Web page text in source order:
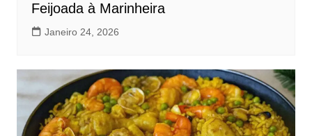
Feijoada à Marinheira
Janeiro 24, 2026